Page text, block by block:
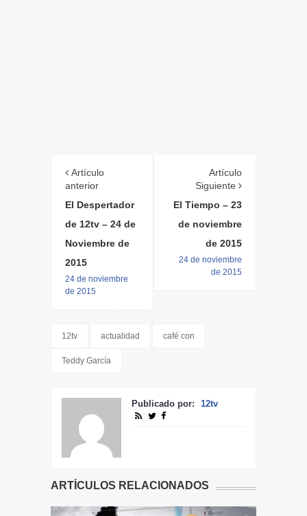
Artículo
anterior
El Despertador
de 12tv – 24 de
Noviembre de
2015
24 de noviembre
de 2015
Artículo
Siguiente
El Tiempo – 23
de noviembre
de 2015
24 de noviembre
de 2015
12tv actualidad café con
Teddy García
Publicado por: 12tv
ARTÍCULOS RELACIONADOS